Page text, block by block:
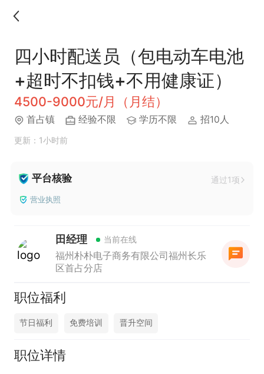
四小时配送员（包电动车电池
+超时不扣钱+不用健康证）
4500-9000元/月（月结）
​首占镇 经验不限 学历不限 招10人
更新：1小时前
平台核验 通过1项
营业执照
田经理 当前在线
福州朴朴电子商务有限公司福州长乐
区首占分店
职位福利
节日福利 免费培训 晋升空间
职位详情